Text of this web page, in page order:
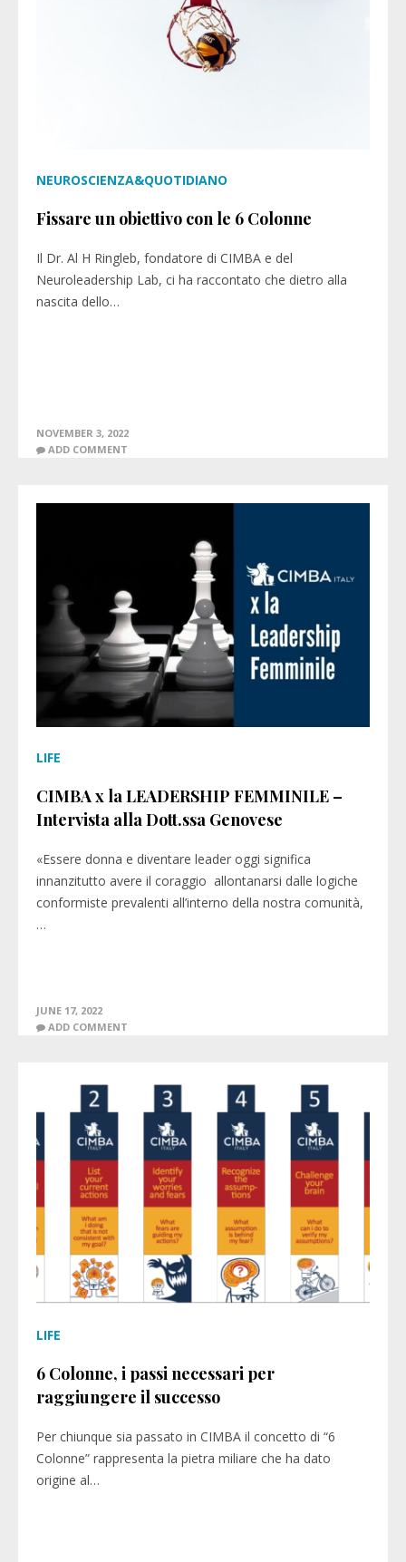
NEUROSCIENZA&QUOTIDIANO
Fissare un obiettivo con le 6 Colonne
Il Dr. Al H Ringleb, fondatore di CIMBA e del
Neuroleadership Lab, ci ha raccontato che dietro alla
nascita dello…
NOVEMBER 3, 2022
ADD COMMENT
LIFE
CIMBA x la LEADERSHIP FEMMINILE –
Intervista alla Dott.ssa Genovese
«Essere donna e diventare leader oggi significa
innanzitutto avere il coraggio allontanarsi dalle logiche
conformiste prevalenti all’interno della nostra comunità,
…
JUNE 17, 2022
ADD COMMENT
LIFE
6 Colonne, i passi necessari per
raggiungere il successo
Per chiunque sia passato in CIMBA il concetto di “6
Colonne” rappresenta la pietra miliare che ha dato
origine al…